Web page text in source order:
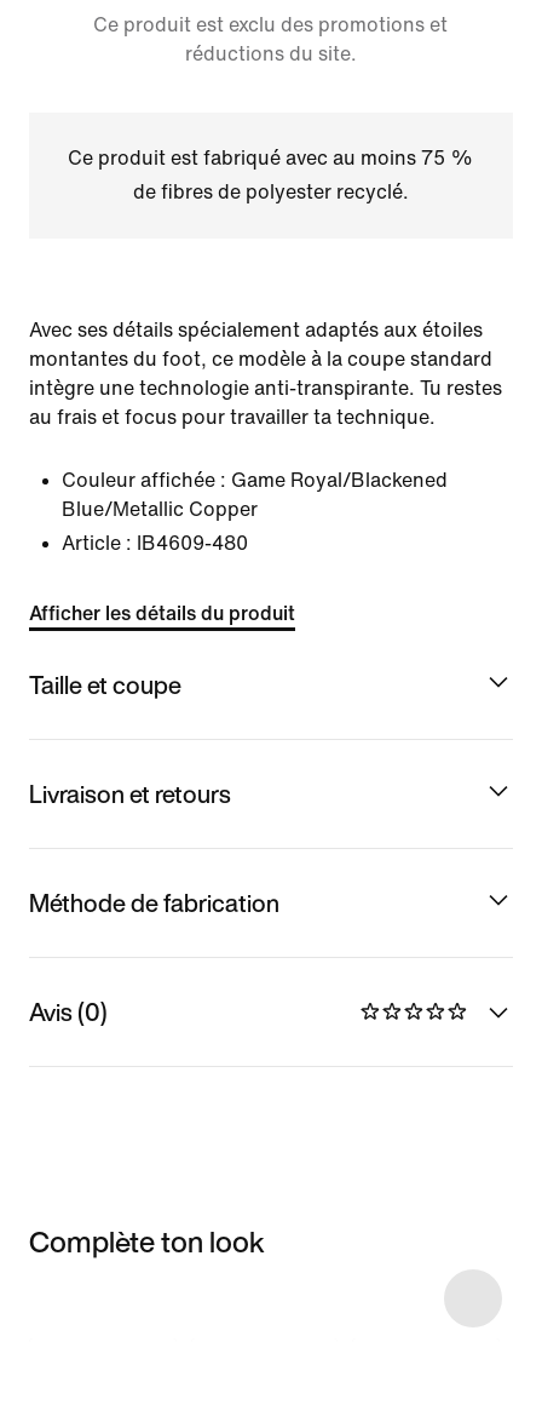
Ce produit est exclu des promotions et
réductions du site.
Ce produit est fabriqué avec au moins 75 %
de fibres de polyester recyclé.
Avec ses détails spécialement adaptés aux étoiles
montantes du foot, ce modèle à la coupe standard
intègre une technologie anti-transpirante. Tu restes
au frais et focus pour travailler ta technique.
Couleur affichée : Game Royal/Blackened
Blue/Metallic Copper
Article :
IB4609-480
Afficher les détails du produit
Taille et coupe
Livraison et retours
Méthode de fabrication
Avis (0)
Complète ton look